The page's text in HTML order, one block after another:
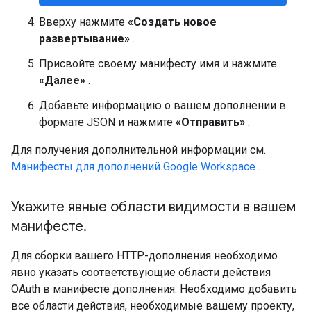
Вверху нажмите «Создать новое
развертывание» .
Присвойте своему манифесту имя и нажмите
«Далее» .
Добавьте информацию о вашем дополнении в
формате JSON и нажмите «Отправить» .
Для получения дополнительной информации см.
Манифесты для дополнений Google Workspace .
Укажите явные области видимости в вашем
манифесте.
Для сборки вашего HTTP-дополнения необходимо
явно указать соответствующие области действия
OAuth в манифесте дополнения. Необходимо добавить
все области действия, необходимые вашему проекту,